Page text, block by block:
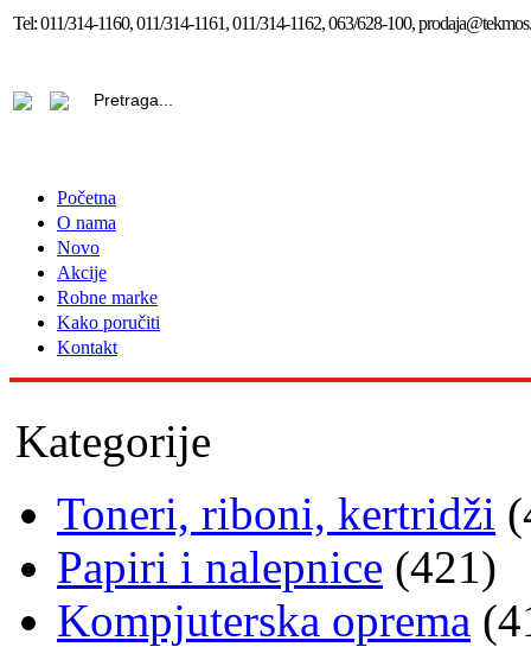
Tel:011/314-1160, 011/314-1161, 011/314-1162, 063/628-100,
Početna
O nama
Novo
Akcije
Robne marke
Kako poručiti
Kontakt
Kategorije
Toneri, riboni, kertridži
Papiri i nalepnice (421)
Kompjuterska oprema